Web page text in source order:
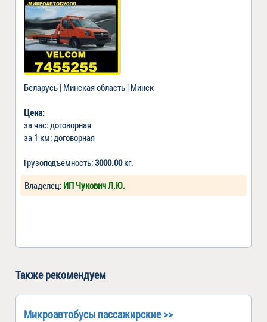
Беларусь | Минская область | Минск
Цена:
за час: договорная
за 1 км: договорная
Грузоподъемность:3000.00кг.
Владелец: ИП Чукович Л.Ю.
Также рекомендуем
Микроавтобусы пассажирские >>